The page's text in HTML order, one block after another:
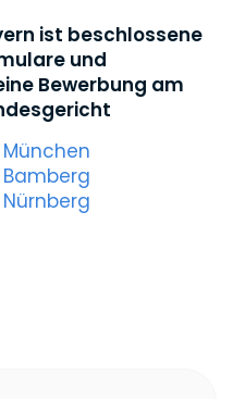
ist beschlossene
und
Bewerbung am